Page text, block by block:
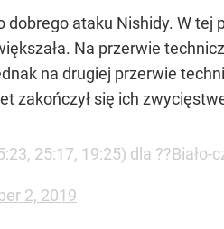
dobrego ataku Nishidy. W
Na przerwie
na drugiej przerwie
zakończył się ich
25:17, 19:25) dla ??Biało-
2, 2019